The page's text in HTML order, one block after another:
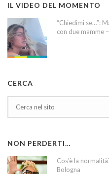
IL VIDEO DEL MOMENTO
“Chiedimi se…”:
con due mamme
CERCA
NON PERDERTI…
Cos’è la
Bologna